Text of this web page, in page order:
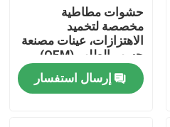
حشوات مطاطية
مخصصة لتخميد
الاهتزازات، عينات مصنعة
حسب الطلب (OEM)
مقبولة، مصممة لمتانة
عالية وامتصاص فائق
للصدمات
إرسال استفسار